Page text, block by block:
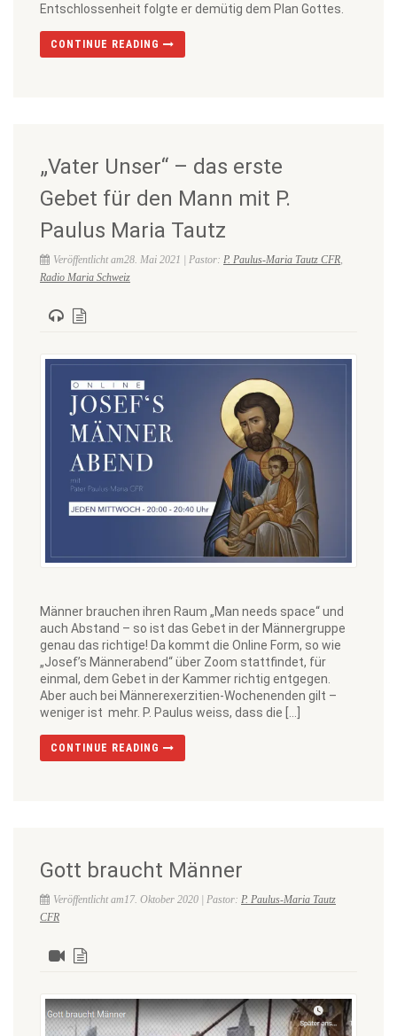
Entschlossenheit folgte er demütig dem Plan Gottes.
CONTINUE READING
„Vater Unser“ – das erste
Gebet für den Mann mit P.
Paulus Maria Tautz
Veröffentlicht am28. Mai 2021 | Pastor: P. Paulus-Maria Tautz CFR
Radio Maria Schweiz
Männer brauchen ihren Raum „Man needs space“ und
auch Abstand – so ist das Gebet in der Männergruppe
genau das richtige! Da kommt die Online Form, so wie
„Josef’s Männerabend“ über Zoom stattfindet, für
einmal, dem Gebet in der Kammer richtig entgegen.
Aber auch bei Männerexerzitien-Wochenenden gilt –
weniger ist mehr. P. Paulus weiss, dass die […]
CONTINUE READING
Gott braucht Männer
Veröffentlicht am17. Oktober 2020 | Pastor: P. Paulus-Maria Tautz
CFR